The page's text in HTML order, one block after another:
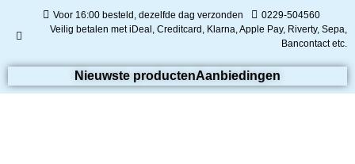
Voor 16:00 besteld, dezelfde dag verzonden
0229-504560
Veilig betalen met iDeal, Creditcard, Klarna, Apple Pay, Riverty, Sepa,
Bancontact etc.
Nieuwste productenAanbiedingen